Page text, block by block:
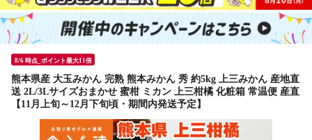
8/6 時点_ポイント最大11倍
熊本県産 大玉みかん 完熟 熊本みかん 秀 約5kg 上三みかん 産地直
送 2L/3Lサイズおまかせ 蜜柑 ミカン 上三柑橘 化粧箱 常温便 産直
【11月上旬～12月下旬頃・期間内発送予定】